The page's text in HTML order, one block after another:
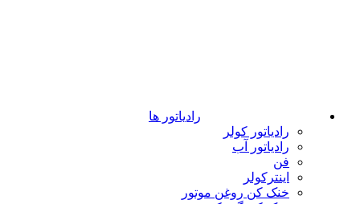
رادیاتور ها
رادیاتور کولر
رادیاتور آب
فن
اینترکولر
خنک کن روغن موتور